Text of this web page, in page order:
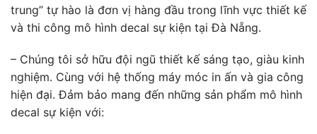
trung” tự hào là đơn vị hàng đầu trong lĩnh vực thiết kế
và thi công mô hình decal sự kiện tại Đà Nẵng.
– Chúng tôi sở hữu đội ngũ thiết kế sáng tạo, giàu kinh
nghiệm. Cùng với hệ thống máy móc in ấn và gia công
hiện đại. Đảm bảo mang đến những sản phẩm mô hình
decal sự kiện với: